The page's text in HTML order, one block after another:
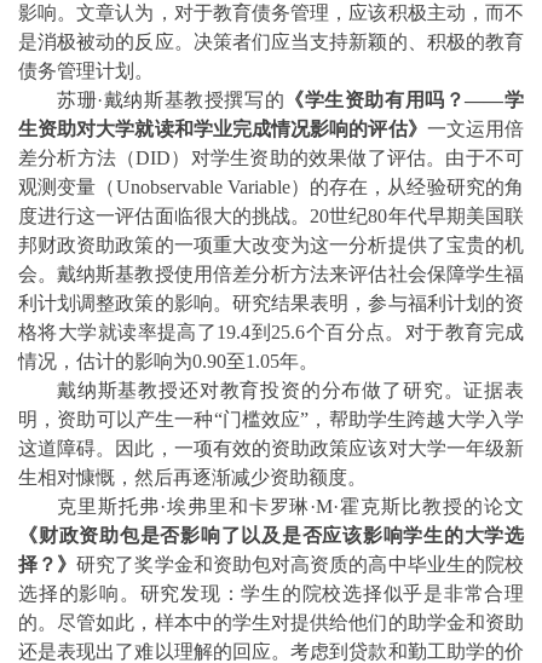
影响。文章认为，对于教育债务管理，应该积极主动，而不
是消极被动的反应。决策者们应当支持新颖的、积极的教育
债务管理计划。
苏珊·戴纳斯基教授撰写的 《学生资助有用吗？——学
生资助对大学就读和学业完成情况影响的评估》 一文运用倍
差分析方法（DID）对学生资助的效果做了评估。由于不可
观测变量（Unobservable Variable）的存在，从经验研究的角
度进行这一评估面临很大的挑战。 20世纪80年代早期美国联
邦财政资助政策的一项重大改变为这一分析提供了宝贵的机
会。戴纳斯基教授使用倍差分析方法来评估社会保障学生福
利计划调整政策的影响。研究结果表明，参与福利计划的资
格将大学就读率提高了19.4到 25.6个百分点。对于教育完成
情况，估计的影响为0.90至1.05年。
戴纳斯基教授还对教育投资的分布做了研究。证据表
明，资助可以产生一种“门槛效应”，帮助学生跨越大学入学
这道障碍。因此，一项有效的资助政策应该对大学一年级新
生相对慷慨，然后再逐渐减少资助额度。
克里斯托弗·埃弗里和卡罗琳·M·霍克斯比教授的论文
《财政资助包是否影响了以及是否应该影响学生的大学选
择？》研究了奖学金和资助包对高资质的高中毕业生的院校
选择的影响。研究发现：学生的院校选择似乎是非常合理
的。尽管如此，样本中的学生对提供给他们的助学金和资助
还是表现出了难以理解的回应。考虑到贷款和勤工助学的价